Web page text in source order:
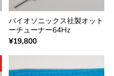
バイオソニックス社製オット
ーチューナー64Hz
¥19,800